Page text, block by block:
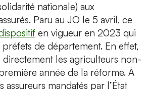
nationale) aux
Paru au JO le 5 avril, ce
en vigueur en 2023 qui
de département. En effet,
directement les agriculteurs non-
année de la réforme. À
mandatés par l’État